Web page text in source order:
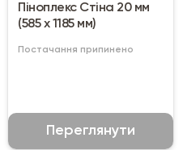
Піноплекс Стіна 20 мм
(585 х 1185 мм)
Постачання припинено
Переглянути